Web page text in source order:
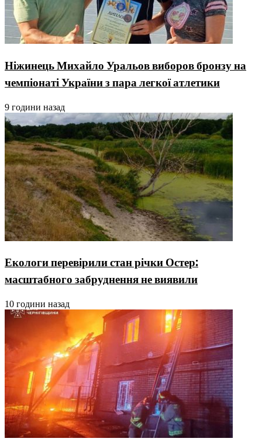
Ніжинець Михайло Уральов виборов бронзу на
чемпіонаті України з пара легкої атлетики
9 години назад
Екологи перевірили стан річки Остер:
масштабного забруднення не виявили
10 години назад